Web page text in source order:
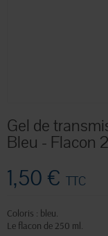
Gel de
Bleu - Flacon
1,50 € TTC
Coloris : bleu.
Le flacon de 250 ml.